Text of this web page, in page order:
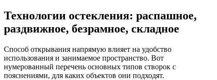
Технологии остекления: распашное,
раздвижное, безрамное, складное
Способ открывания напрямую влияет на удобство
использования и занимаемое пространство. Вот
нумерованный перечень основных типов створок с
пояснениями, для каких объектов они подходят.